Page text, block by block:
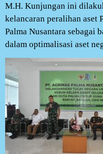
M.H. Kunjungan ini
kelancaran peralihan aset
Palma Nusantara sebagai
dalam optimalisasi aset